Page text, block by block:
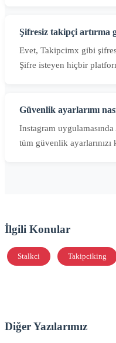
Şifresiz takipçi artırma
Evet, Takipcimx gibi
Şifre isteyen hiçbir
Güvenlik ayarlarımı
Instagram
tüm güvenlik
İlgili Konular
Stalkci Takipciking
Diğer Yazılarımız